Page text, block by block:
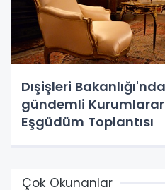
Dışişleri
gündemli
Eşgüdüm Toplantısı
Çok Okunanlar